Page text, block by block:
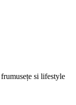
si lifestyle